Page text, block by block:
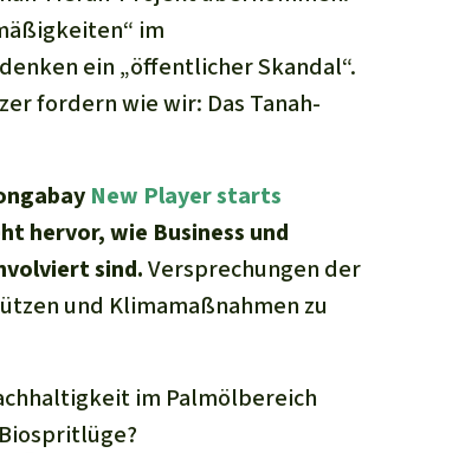
im
ein „öffentlicher Skandal“.
fordern wie wir: Das Tanah-
New Player starts
hervor, wie Business und
sind.Versprechungen der
und Klimamaßnahmen zu
im Palmölbereich